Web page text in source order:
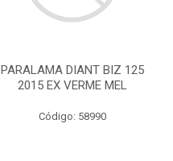
PARALAMA DIANT BIZ 125
2015 EX VERME MEL
Código: 58990